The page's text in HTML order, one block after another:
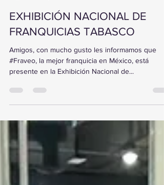
29 may 2023
EXHIBICIÓN NACIONAL DE
FRANQUICIAS TABASCO
Amigos, con mucho gusto les informamos que
#Fraveo, la mejor franquicia en México, está